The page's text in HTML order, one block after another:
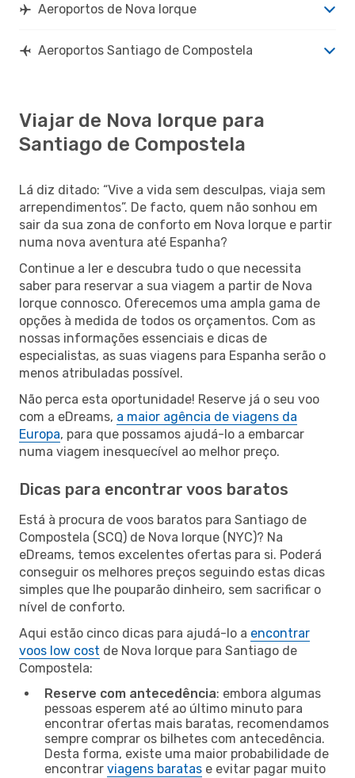
Aeroportos de Nova Iorque
Aeroportos Santiago de Compostela
Viajar de Nova Iorque para
Santiago de Compostela
Lá diz ditado: “Vive a vida sem desculpas, viaja sem
arrependimentos”. De facto, quem não sonhou em
sair da sua zona de conforto em Nova Iorque e partir
numa nova aventura até Espanha?
Continue a ler e descubra tudo o que necessita
saber para reservar a sua viagem a partir de Nova
Iorque connosco. Oferecemos uma ampla gama de
opções à medida de todos os orçamentos. Com as
nossas informações essenciais e dicas de
especialistas, as suas viagens para Espanha serão o
menos atribuladas possível.
Não perca esta oportunidade! Reserve já o seu voo
com a eDreams, a maior agência de viagens da
Europa, para que possamos ajudá-lo a embarcar
numa viagem inesquecível ao melhor preço.
Dicas para encontrar voos baratos
Está à procura de voos baratos para Santiago de
Compostela (SCQ) de Nova Iorque (NYC)? Na
eDreams, temos excelentes ofertas para si. Poderá
conseguir os melhores preços seguindo estas dicas
simples que lhe pouparão dinheiro, sem sacrificar o
nível de conforto.
Aqui estão cinco dicas para ajudá-lo a encontrar
voos low cost de Nova Iorque para Santiago de
Compostela:
Reserve com antecedência: embora algumas
pessoas esperem até ao último minuto para
encontrar ofertas mais baratas, recomendamos
sempre comprar os bilhetes com antecedência.
Desta forma, existe uma maior probabilidade de
encontrar viagens baratas e evitar pagar muito